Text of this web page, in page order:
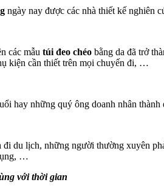
ngày nay được các nhà thiết kế nghiên
các mẫu túi đeo chéo bằng da đã trở
kiện cần thiết trên mọi chuyến đi, …
hay những quý ông doanh nhân thành
du lịch, những người thường xuyên
…
với thời gian